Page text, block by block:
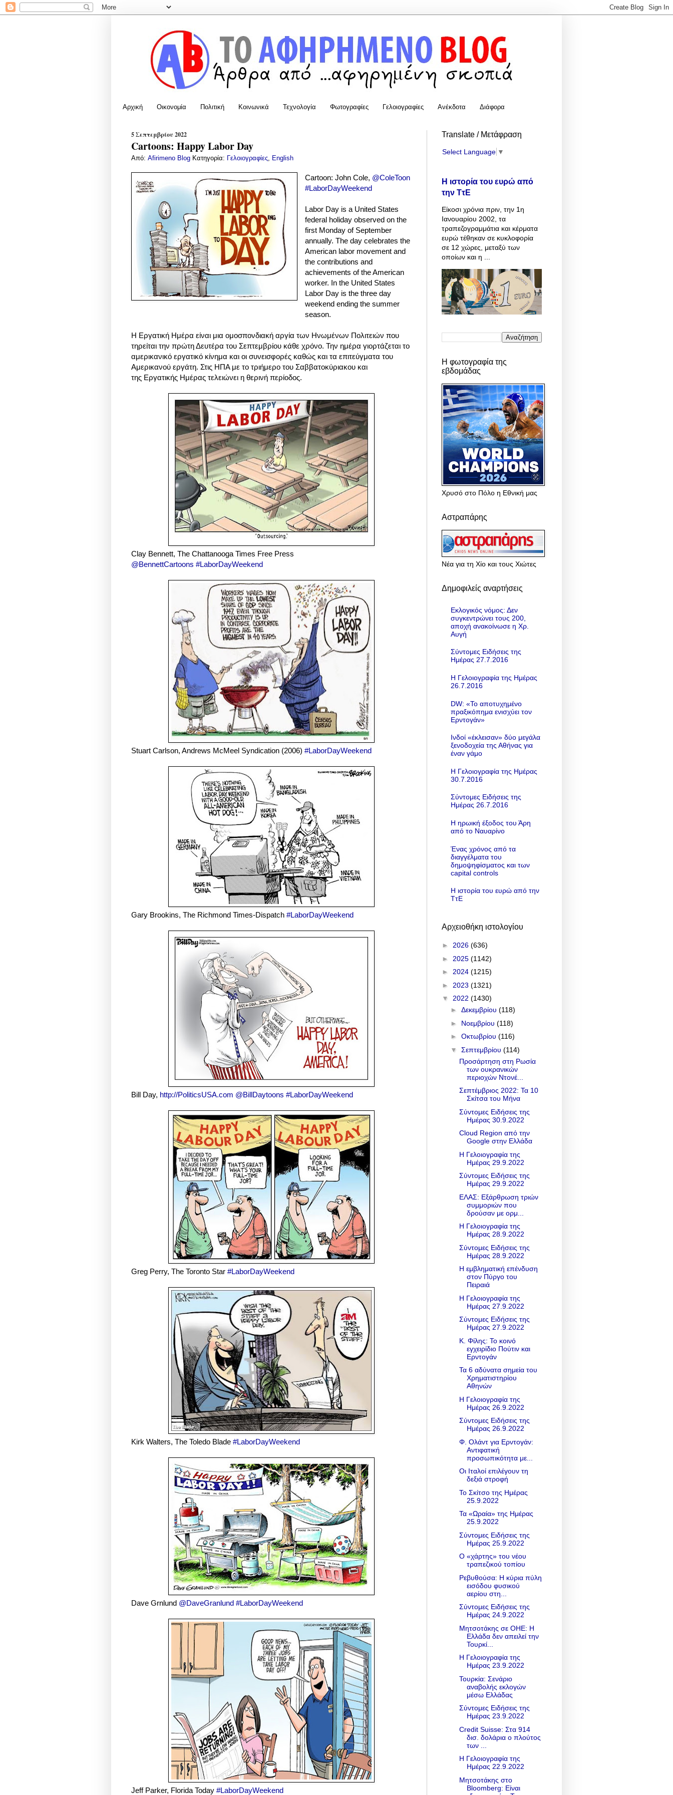
Αρχική Οικονομία Πολιτική Κοινωνικά Τεχνολογία Φωτογραφίες Γελοιογραφίες Ανέκδοτα Διάφορα
5 Σεπτεμβρίου 2022
Cartoons: Happy Labor Day
Από: Afirimeno Blog Κατηγορία: Γελοιογραφίες English
Cartoon: John Cole, @ColeToon
#LaborDayWeekend
Labor Day is a United States
federal holiday observed on the
first Monday of September
annually. The day celebrates the
American labor movement and
the contributions and
achievements of the American
worker. In the United States
Labor Day is the three day
weekend ending the summer
season.
Η Εργατική Ημέρα είναι μια ομοσπονδιακή αργία των Ηνωμένων Πολιτειών που
τηρείται την πρώτη Δευτέρα του Σεπτεμβρίου κάθε χρόνο. Την ημέρα γιορτάζεται το
αμερικανικό εργατικό κίνημα και οι συνεισφορές καθώς και τα επιτεύγματα του
Αμερικανού εργάτη. Στις ΗΠΑ με το τριήμερο του Σαββατοκύριακου και
της Εργατικής Ημέρας τελειώνει η θερινή περίοδος.
Clay Bennett, The Chattanooga Times Free Press
@BennettCartoons #LaborDayWeekend
Stuart Carlson, Andrews McMeel Syndication (2006) #LaborDayWeekend
Gary Brookins, The Richmond Times-Dispatch #LaborDayWeekend
Bill Day, http://PoliticsUSA.com @BillDaytoons #LaborDayWeekend
Greg Perry, The Toronto Star #LaborDayWeekend
Kirk Walters, The Toledo Blade #LaborDayWeekend
Dave Grnlund @DaveGranlund #LaborDayWeekend
Jeff Parker, Florida Today #LaborDayWeekend
Translate / Μετάφραση
Select Language ▼
Η ιστορία του ευρώ από
την ΤτΕ
Είκοσι χρόνια πριν, την 1η
Ιανουαρίου 2002, τα
τραπεζογραμμάτια και κέρματα
ευρώ τέθηκαν σε κυκλοφορία
σε 12 χώρες, μεταξύ των
οποίων και η ...
Η φωτογραφία της
εβδομάδας
Χρυσό στο Πόλο η Εθνική μας
Αστραπάρης
Νέα για τη Χίο και τους Χιώτες
Δημοφιλείς αναρτήσεις
Εκλογικός νόμος: Δεν
συγκεντρώνει τους 200,
αποχή ανακοίνωσε η Χρ.
Αυγή
Σύντομες Ειδήσεις της
Ημέρας 27.7.2016
Η Γελοιογραφία της Ημέρας
26.7.2016
DW: «To αποτυχημένο
πραξικόπημα ενισχύει τον
Ερντογάν»
Ινδοί «έκλεισαν» δύο μεγάλα
ξενοδοχεία της Αθήνας για
έναν γάμο
Η Γελοιογραφία της Ημέρας
30.7.2016
Σύντομες Ειδήσεις της
Ημέρας 26.7.2016
Η ηρωική έξοδος του Άρη
από το Ναυαρίνο
Ένας χρόνος από τα
διαγγέλματα του
δημοψηφίσματος και των
capital controls
Η ιστορία του ευρώ από την
ΤτΕ
Αρχειοθήκη ιστολογίου
► 2026 (636)
► 2025 (1142)
► 2024 (1215)
► 2023 (1321)
▼ 2022 (1430)
► Δεκεμβρίου (118)
► Νοεμβρίου (118)
► Οκτωβρίου (116)
▼ Σεπτεμβρίου (114)
Προσάρτηση στη Ρωσία
των ουκρανικών
περιοχών Ντονέ...
Σεπτέμβριος 2022: Τα 10
Σκίτσα του Μήνα
Σύντομες Ειδήσεις της
Ημέρας 30.9.2022
Cloud Region από την
Google στην Ελλάδα
Η Γελοιογραφία της
Ημέρας 29.9.2022
Σύντομες Ειδήσεις της
Ημέρας 29.9.2022
ΕΛΑΣ: Εξάρθρωση τριών
συμμοριών που
δρούσαν με ορμ...
Η Γελοιογραφία της
Ημέρας 28.9.2022
Σύντομες Ειδήσεις της
Ημέρας 28.9.2022
Η εμβληματική επένδυση
στον Πύργο του
Πειραιά
Η Γελοιογραφία της
Ημέρας 27.9.2022
Σύντομες Ειδήσεις της
Ημέρας 27.9.2022
Κ. Φίλης: Το κοινό
εγχειρίδιο Πούτιν και
Ερντογάν
Τα 6 αδύνατα σημεία του
Χρηματιστηρίου
Αθηνών
Η Γελοιογραφία της
Ημέρας 26.9.2022
Σύντομες Ειδήσεις της
Ημέρας 26.9.2022
Φ. Ολάντ για Ερντογάν:
Αντιφατική
προσωπικότητα με...
Οι Ιταλοί επιλέγουν τη
δεξιά στροφή
Το Σκίτσο της Ημέρας
25.9.2022
Τα «Ωραία» της Ημέρας
25.9.2022
Σύντομες Ειδήσεις της
Ημέρας 25.9.2022
Ο «χάρτης» του νέου
τραπεζικού τοπίου
Ρεβυθούσα: Η κύρια πύλη
εισόδου φυσικού
αερίου στη...
Σύντομες Ειδήσεις της
Ημέρας 24.9.2022
Μητσοτάκης σε ΟΗΕ: Η
Ελλάδα δεν απειλεί την
Τουρκί...
Η Γελοιογραφία της
Ημέρας 23.9.2022
Τουρκία: Σενάριο
αναβολής εκλογών
μέσω Ελλάδας
Σύντομες Ειδήσεις της
Ημέρας 23.9.2022
Credit Suisse: Στα 914
δισ. δολάρια ο πλούτος
των ...
Η Γελοιογραφία της
Ημέρας 22.9.2022
Μητσοτάκης στο
Bloomberg: Είναι